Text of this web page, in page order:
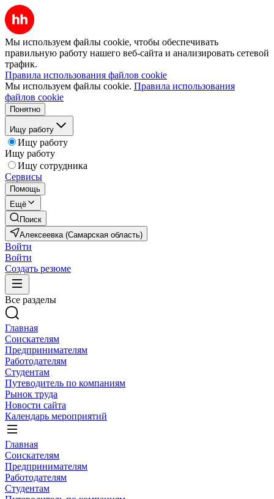
Мы используем файлы cookie, чтобы обеспечивать
правильную работу нашего веб-сайта и анализировать сетевой
трафик.
Правила использования файлов cookie
Мы используем файлы cookie. Правила использования
файлов cookie
Понятно
Ищу работу
Ищу работу
Ищу работу
Ищу сотрудника
Сервисы
Помощь
Ещё
Поиск
Алексеевка (Самарская область)
Войти
Войти
Создать резюме
Все разделы
Главная
Соискателям
Предпринимателям
Работодателям
Студентам
Путеводитель по компаниям
Рынок труда
Новости сайта
Календарь мероприятий
Главная
Соискателям
Предпринимателям
Работодателям
Студентам